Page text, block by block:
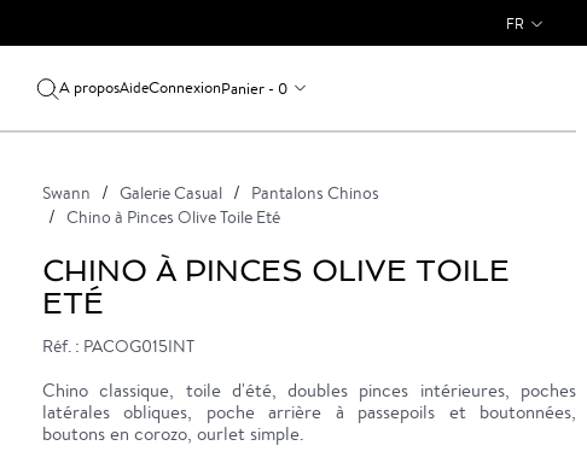
FR
A proposAideConnexionPanier - 0
Swann Galerie Casual
Pantalons Chinos
Chino à Pinces Olive Toile Eté
CHINO À PINCES OLIVE TOILE
ETÉ
Réf. : PACOG015INT
Chino classique, toile d'été, doubles pinces intérieures, poches
latérales obliques, poche arrière à passepoils et boutonnées,
boutons en corozo, ourlet simple.